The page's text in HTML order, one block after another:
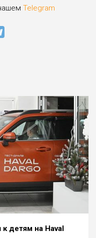
Telegram
детям на Haval